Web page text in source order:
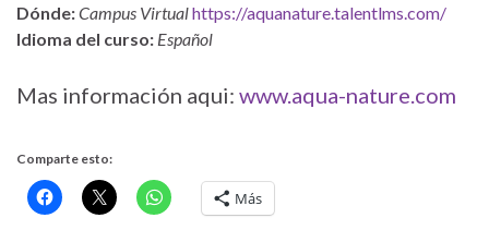
Dónde:Campus Virtualhttps://aquanature.talentlms.com/
Idioma del curso: Español
Mas información aqui: www.aqua-nature.com
Comparte esto:
Más